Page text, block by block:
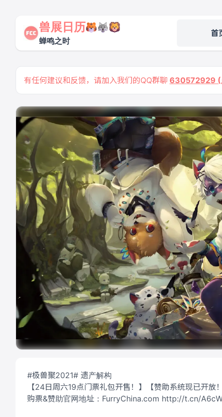
兽展日历
蝉鸣之时
首
有任何建议和反馈，请加入我们的QQ群聊 630572929 (
#极兽聚2021# 遗产解构
【24日周六19点门票礼包开售！】【赞助系统现已开放！
购票&赞助官网地址：FurryChina.com http://t.cn/